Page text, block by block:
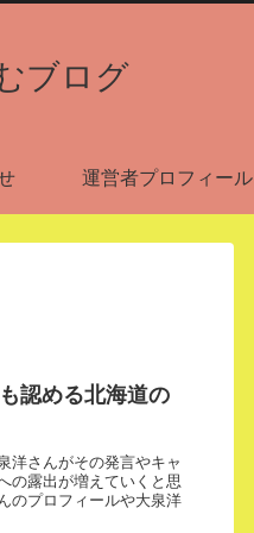
ブログ
運営者プロフィール
認める北海道の
洋さんがその発言やキャ
の露出が増えていくと思
のプロフィールや大泉洋